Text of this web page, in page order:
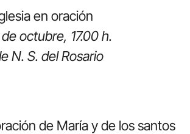
en oración
octubre, 17.00 h.
N. S. del Rosario
de María y de los santos